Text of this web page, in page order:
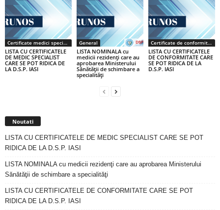
Certificate medici specialiști / primari
LISTA CU CERTIFICATELE
DE MEDIC SPECIALIST
CARE SE POT RIDICA DE
LA D.S.P. IASI
General
LISTA NOMINALA cu
medicii rezidenţi care au
aprobarea Ministerului
Sănătăţii de schimbare a
specialităţi
Certificate de conformitate
LISTA CU CERTIFICATELE
DE CONFORMITATE CARE
SE POT RIDICA DE LA
D.S.P. IASI
Noutati
LISTA CU CERTIFICATELE DE MEDIC SPECIALIST CARE SE POT
RIDICA DE LA D.S.P. IASI
LISTA NOMINALA cu medicii rezidenţi care au aprobarea Ministerului
Sănătăţii de schimbare a specialităţi
LISTA CU CERTIFICATELE DE CONFORMITATE CARE SE POT
RIDICA DE LA D.S.P. IASI